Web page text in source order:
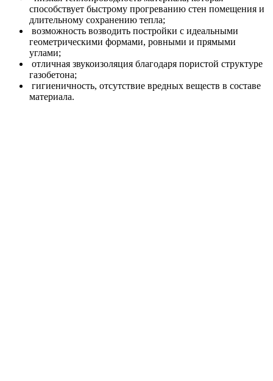
способствует быстрому прогреванию стен помещения и
длительному сохранению тепла;
возможность возводить постройки с идеальными
геометрическими формами, ровными и прямыми
углами;
отличная звукоизоляция благодаря пористой структуре
газобетона;
гигиеничность, отсутствие вредных веществ в составе
материала.